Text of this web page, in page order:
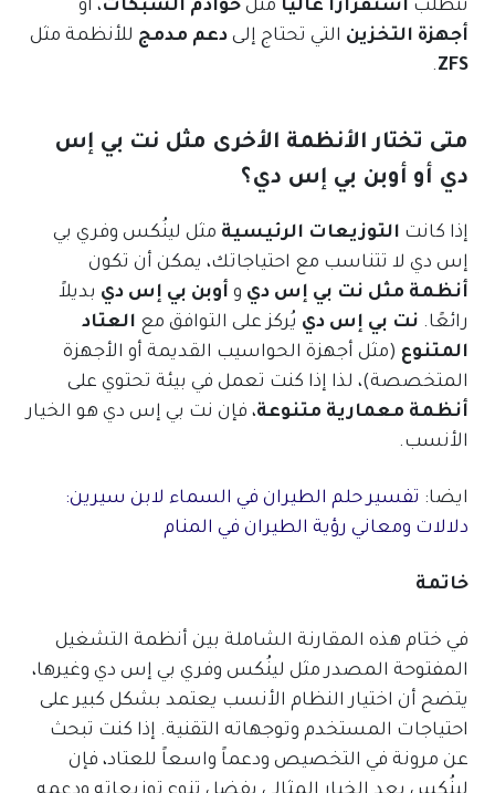
تتطلب استقرارًا عاليًا مثل خوادم الشبكات، أو
أجهزة التخزين التي تحتاج إلى دعم مدمج للأنظمة مثل
ZFS
.
متى تختار الأنظمة الأخرى مثل نت بي إس
دي أو أوبن بي إس دي؟
إذا كانت التوزيعات الرئيسية مثل لينُكس وفري بي
إس دي لا تتناسب مع احتياجاتك، يمكن أن تكون
أنظمة مثل نت بي إس دي و أوبن بي إس دي بديلاً
رائعًا. نت بي إس دي يُركز على التوافق مع العتاد
المتنوع (مثل أجهزة الحواسيب القديمة أو الأجهزة
المتخصصة)، لذا إذا كنت تعمل في بيئة تحتوي على
أنظمة معمارية متنوعة، فإن نت بي إس دي هو الخيار
الأنسب.
ايضا: تفسير حلم الطيران في السماء لابن سيرين:
دلالات ومعاني رؤية الطيران في المنام
خاتمة
في ختام هذه المقارنة الشاملة بين أنظمة التشغيل
المفتوحة المصدر مثل لينُكس وفري بي إس دي وغيرها،
يتضح أن اختيار النظام الأنسب يعتمد بشكل كبير على
احتياجات المستخدم وتوجهاته التقنية. إذا كنت تبحث
عن مرونة في التخصيص ودعماً واسعاً للعتاد، فإن